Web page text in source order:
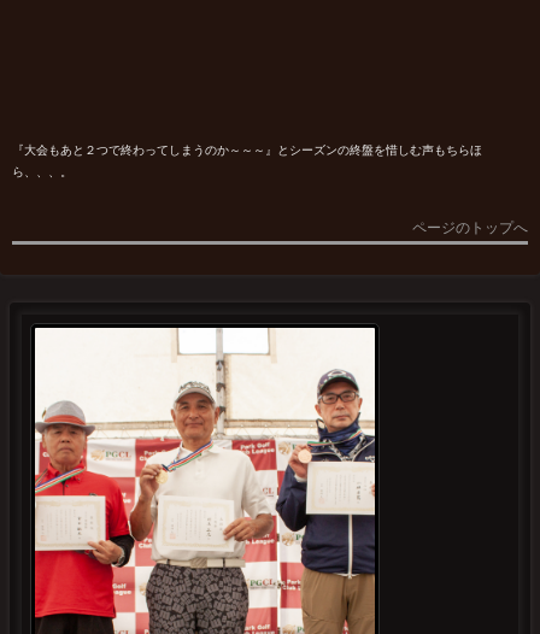
『大会もあと２つで終わってしまうのか～～～』とシーズンの終盤を惜しむ声もちらほ
ら、、、。
ページのトップへ